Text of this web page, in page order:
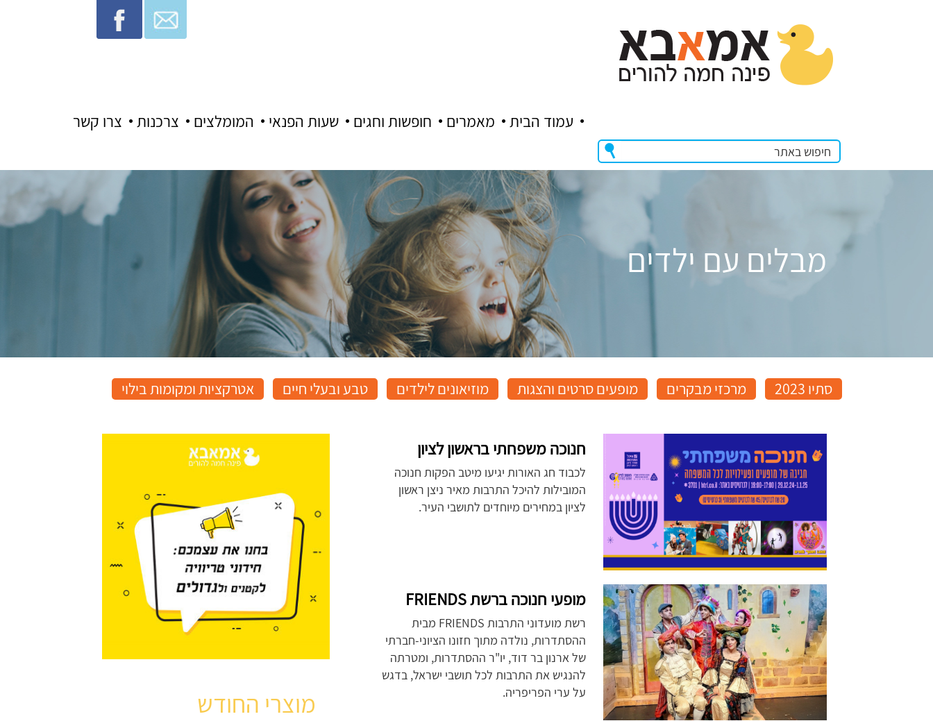
צרו קשר צרכנות המומלצים שעות הפנאי חופשות וחגים מאמרים עמוד הבית
מבלים עם ילדים
סתיו 2023 מרכזי מבקרים מופעים סרטים והצגות מוזיאונים לילדים טבע ובעלי חיים אטרקציות ומקומות בילוי
חנוכה משפחתי בראשון לציון
לכבוד חג האורות יגיעו מיטב הפקות חנוכה
המובילות להיכל התרבות מאיר ניצן ראשון
לציון במחירים מיוחדים לתושבי העיר.
מופעי חנוכה ברשת FRIENDS
רשת מועדוני התרבות FRIENDS מבית
ההסתדרות, נולדה מתוך חזונו הציוני-חברתי
של ארנון בר דוד, יו"ר ההסתדרות, ומטרתה
להנגיש את התרבות לכל תושבי ישראל, בדגש
על ערי הפריפריה.
מוצרי החודש